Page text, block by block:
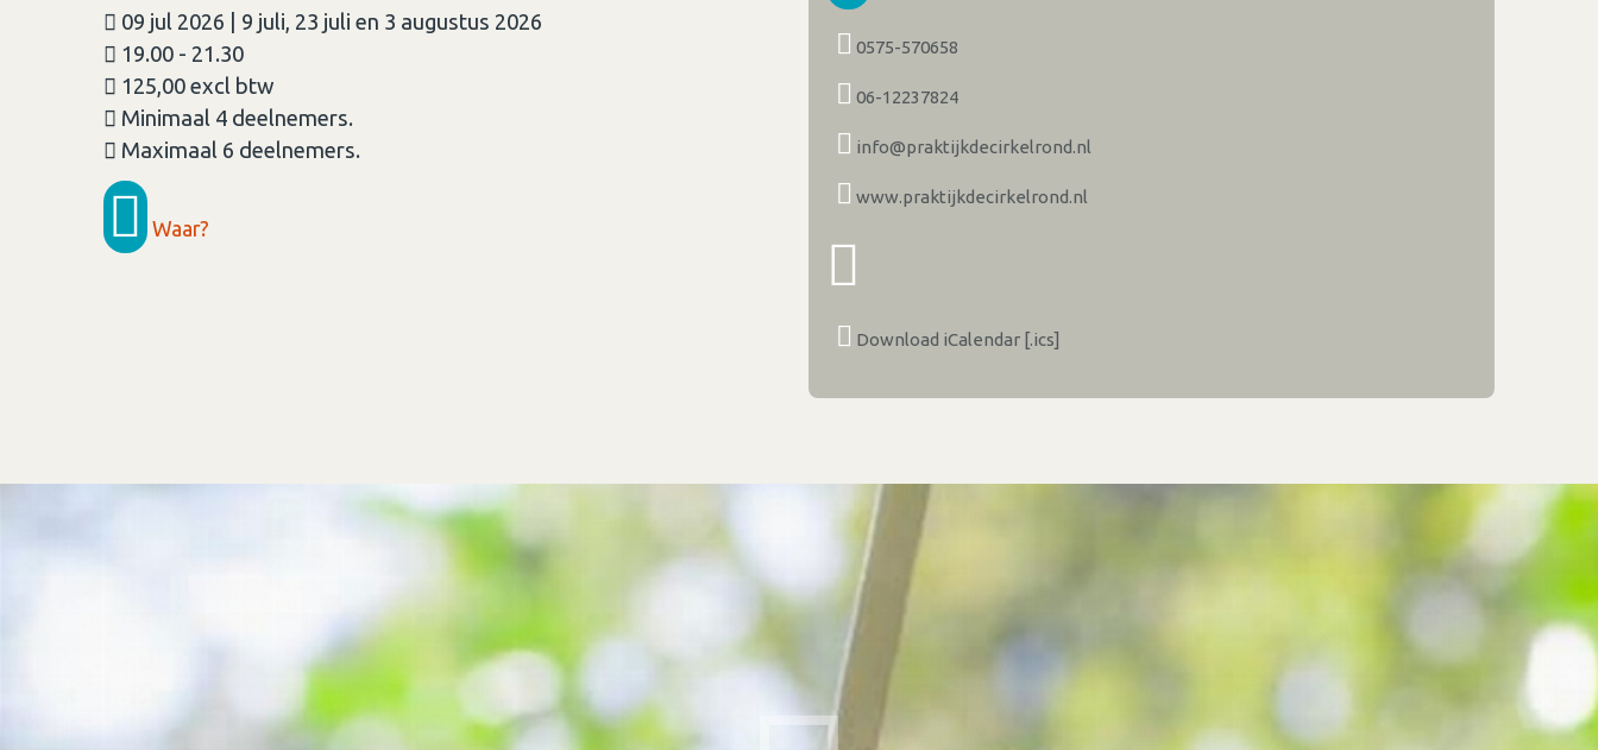
09 jul 2026 | 9 juli, 23 juli en 3 augustus 2026
19.00 - 21.30
125,00 excl btw
Minimaal 4 deelnemers.
Maximaal 6 deelnemers.
Waar?
0575-570658
06-12237824
info@praktijkdecirkelrond.nl
www.praktijkdecirkelrond.nl
Download iCalendar [.ics]